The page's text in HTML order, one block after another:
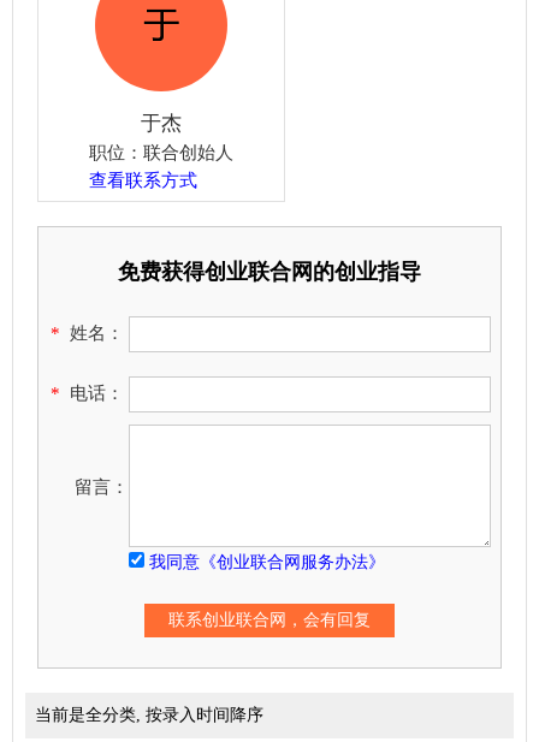
于杰
职位：联合创始人
查看联系方式
免费获得创业联合网的创业指导
* 姓名：
* 电话：
留言：
我同意《创业联合网服务办法》
当前是全分类, 按录入时间降序